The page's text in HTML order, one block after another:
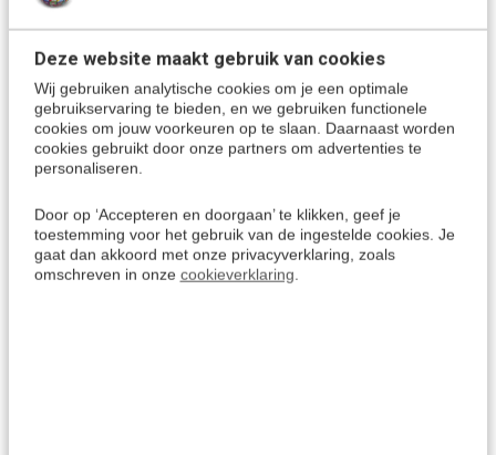
Deze website maakt gebruik van cookies
Wij gebruiken analytische cookies om je een optimale
gebruikservaring te bieden, en we gebruiken functionele
cookies om jouw voorkeuren op te slaan. Daarnaast worden
cookies gebruikt door onze partners om advertenties te
personaliseren.
Door op ‘Accepteren en doorgaan’ te klikken, geef je
toestemming voor het gebruik van de ingestelde cookies. Je
gaat dan akkoord met onze privacyverklaring, zoals
omschreven in onze cookieverklaring.
geen WIFI beschikbaar is, dan kan je de Hotspot gebruiken
van je mobiele telefoon, of gebruik maken van de offline
vertaalmogelijkheid.
Offline vertaalmogelijkheid voor 16 talen.Handig voor
gebruik in gebieden zonder internet of als er geen wifi-
verbinding mogelijk is.
Je kunt het vertaalapparaat perfect gebruiken voor
twee mensen die twee verschillende talen spreken.
Het apparaat werkt direct na het uitpakken. Alle updates
zijn onbeperkt gratis beschikbaar en kunnen direct door de